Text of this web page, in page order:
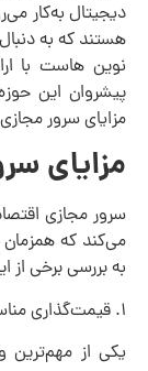
دیجیتال به‌کار
هستند که به‌
نوین هاست با
پیشروان این
مزایای سرور
مزایای
سرور مجازی
می‌کند که همزمان
به بررسی برخی از
۱. قیمت‌گذاری مناسب
یکی از مهم‌ترین